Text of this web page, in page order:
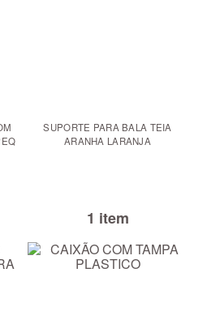
SUPORTE PARA BALA TEIA
ARANHA LARANJA
1 item